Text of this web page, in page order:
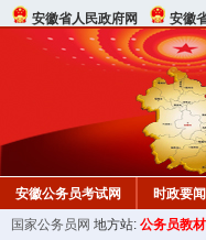
安徽省人民政府网 安徽
安徽公务员考试网 时政要闻
国家公务员网 地方站: 公务员教